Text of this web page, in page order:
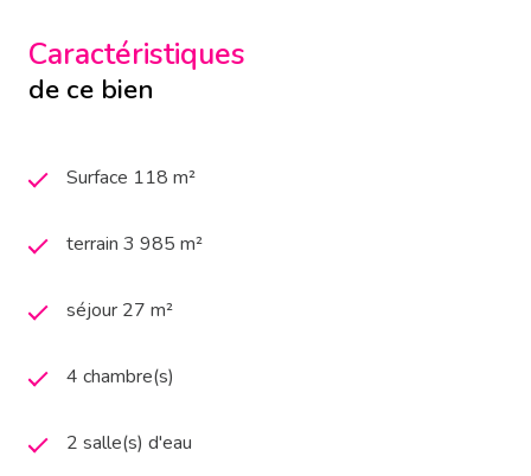
Caractéristiques
de ce bien
Surface 118 m²
terrain 3 985 m²
séjour 27 m²
4 chambre(s)
2 salle(s) d'eau